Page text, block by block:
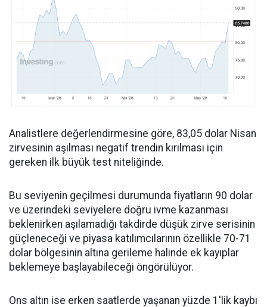
Analistlere değerlendirmesine göre, 83,05 dolar Nisan
zirvesinin aşılması negatif trendin kırılması için
gereken ilk büyük test niteliğinde.
Bu seviyenin geçilmesi durumunda fiyatların 90 dolar
ve üzerindeki seviyelere doğru ivme kazanması
beklenirken aşılamadığı takdirde düşük zirve serisinin
güçleneceği ve piyasa katılımcılarının özellikle 70-71
dolar bölgesinin altına gerileme halinde ek kayıplar
beklemeye başlayabileceği öngörülüyor.
Ons altın ise erken saatlerde yaşanan yüzde 1'lik kaybı